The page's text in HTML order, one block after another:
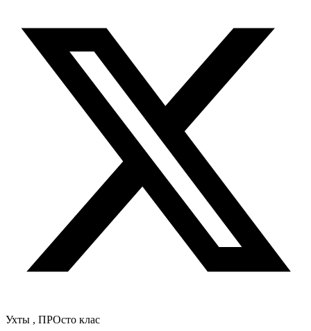
Ухты , ПРОсто клас